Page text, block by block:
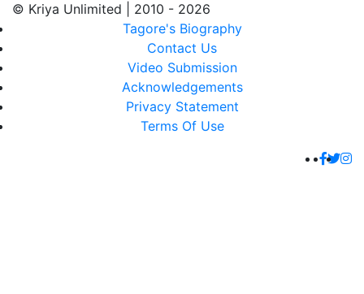
© Kriya Unlimited | 2010 - 2026
Tagore's Biography
Contact Us
Video Submission
Acknowledgements
Privacy Statement
Terms Of Use